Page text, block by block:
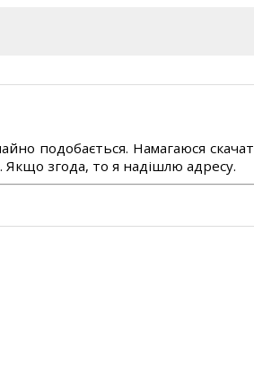
подобається. Намагаюся
згода, то я надішлю адресу.